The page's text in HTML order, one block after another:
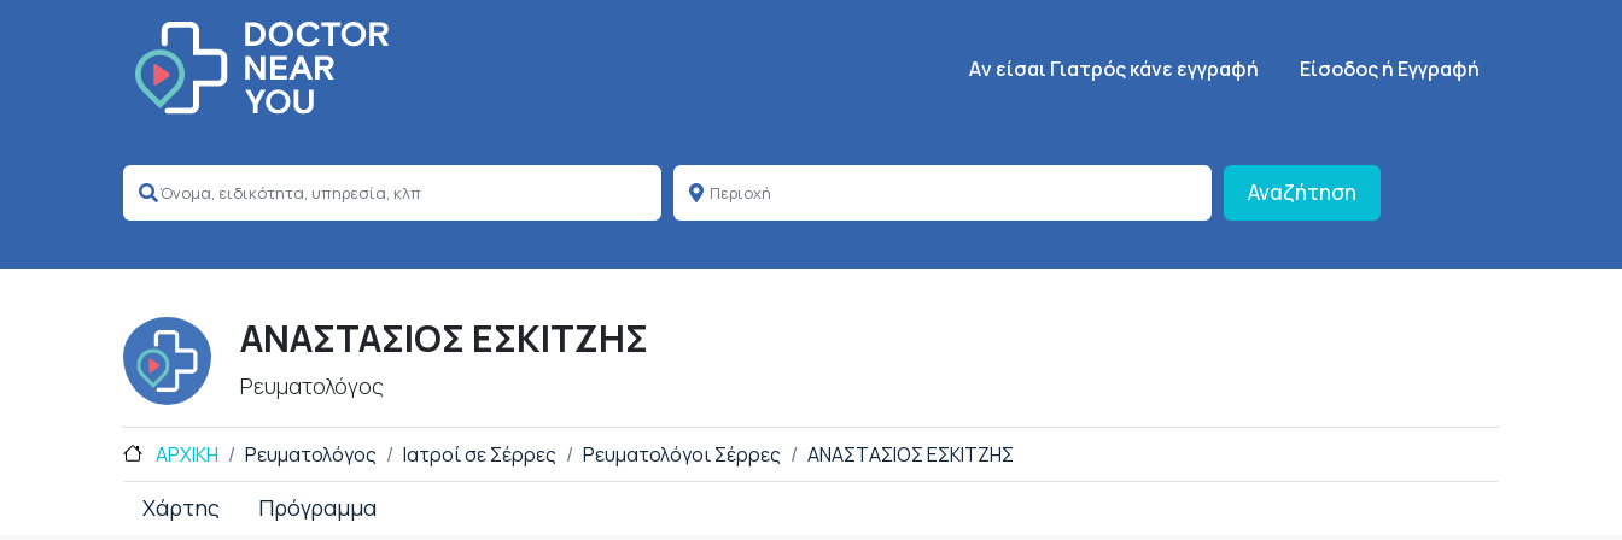
Κεντρική πλοήγηση
Aν είσαι Γιατρός κάνε εγγραφή SignUp Menu
Είσοδος ή Εγγραφή
Αναζήτηση
ΑΝΑΣΤΑΣΙΟΣ ΕΣΚΙΤΖΗΣ
Ρευματολόγος
ΑΡΧΙΚΗ Ρευματολόγος Ιατροί σε Σέρρες Ρευματολόγοι Σέρρες ΑΝΑΣΤΑΣΙΟΣ ΕΣΚΙΤΖΗΣ
Χάρτης Πρόγραμμα